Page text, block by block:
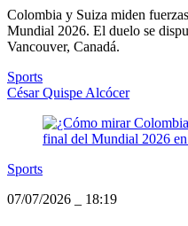
Colombia y Suiza miden
Mundial 2026. El duelo se
Vancouver, Canadá.
Sports
César Quispe Alcócer
Sports
07/07/2026
18:19